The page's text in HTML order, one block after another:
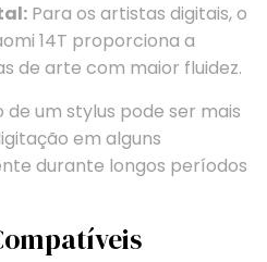
Para os artistas digitais, o
14T proporciona a
de arte com maior fluidez.
de um stylus pode ser mais
em alguns
durante longos períodos